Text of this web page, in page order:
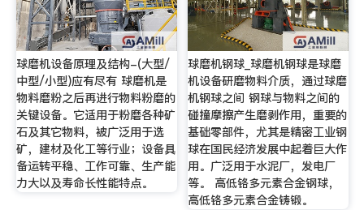
球磨机设备原理及结构-(大型/
中型/小型)应有尽有 球磨机是
物料磨粉之后再进行物料粉磨的
关键设备。它适用于粉磨各种矿
石及其它物料，被广泛用于选
矿，建材及化工等行业；设备具
备运转平稳、工作可靠、生产能
力大以及寿命长性能特点。
球磨机钢球_球磨机钢球是球磨
机设备研磨物料介质，通过球磨
机钢球之间 钢球与物料之间的
碰撞摩擦产生磨剥作用，重要的
基础零部件，尤其是精密工业钢
球在国民经济发展中起着巨大作
用。广泛用于水泥厂，发电厂
等。 高低铬多元素合金钢球，
高低铬多元素合金铸锻。